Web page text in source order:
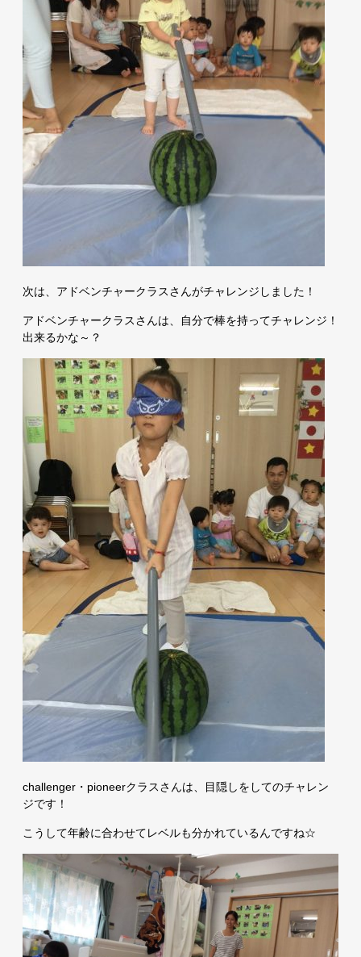
次は、アドベンチャークラスさんがチャレンジしました！
アドベンチャークラスさんは、自分で棒を持ってチャレンジ！
出来るかな～？
challenger・pioneerクラスさんは、目隠しをしてのチャレン
ジです！
こうして年齢に合わせてレベルも分かれているんですね☆